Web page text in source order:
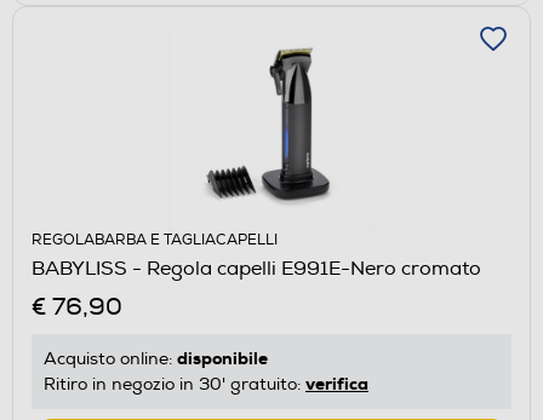
REGOLABARBA E TAGLIACAPELLI
BABYLISS - Regola capelli E991E-Nero cromato
€ 76,90
Acquisto online: disponibile
Ritiro in negozio in 30' gratuito: verifica